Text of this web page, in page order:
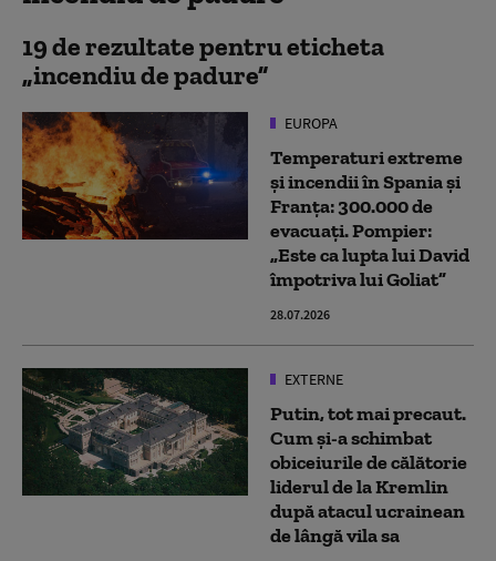
19 de rezultate pentru eticheta
incendiu de padure
EUROPA
Temperaturi extreme
și incendii în Spania și
Franța: 300.000 de
evacuați. Pompier:
„Este ca lupta lui David
împotriva lui Goliat”
28.07.2026
EXTERNE
Putin, tot mai precaut.
Cum și-a schimbat
obiceiurile de călătorie
liderul de la Kremlin
după atacul ucrainean
de lângă vila sa